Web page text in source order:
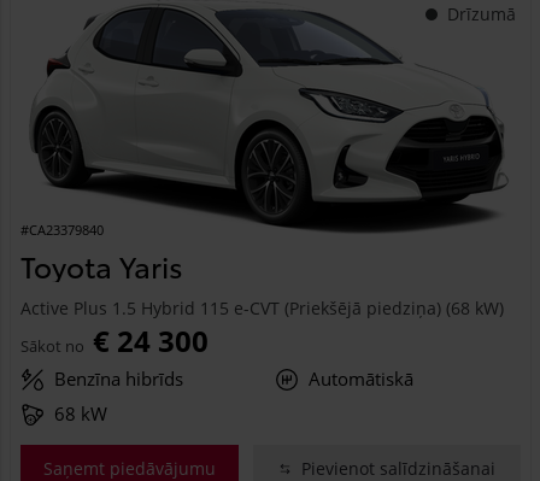
Drīzumā
#CA23379840
Toyota Yaris
Active Plus 1.5 Hybrid 115 e-CVT (Priekšējā piedziņa) (68 kW)
Sākot no € 24 300
Benzīna hibrīds
Automātiskā
68 kW
Saņemt piedāvājumu Pievienot salīdzināšanai